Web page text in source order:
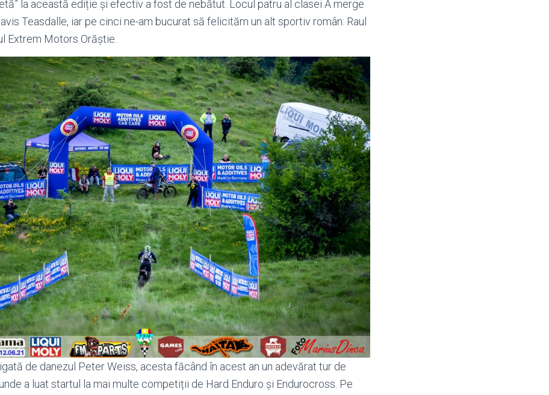
la această ediție și efectiv a fost de nebătut. Locul patru al clasei A merge
Teasdalle, iar pe cinci ne-am bucurat să felicităm un alt sportiv român: Raul
Extrem Motors Orăștie.
de danezul Peter Weiss, acesta făcând în acest an un adevărat tur de
a luat startul la mai multe competiții de Hard Enduro și Endurocross. Pe